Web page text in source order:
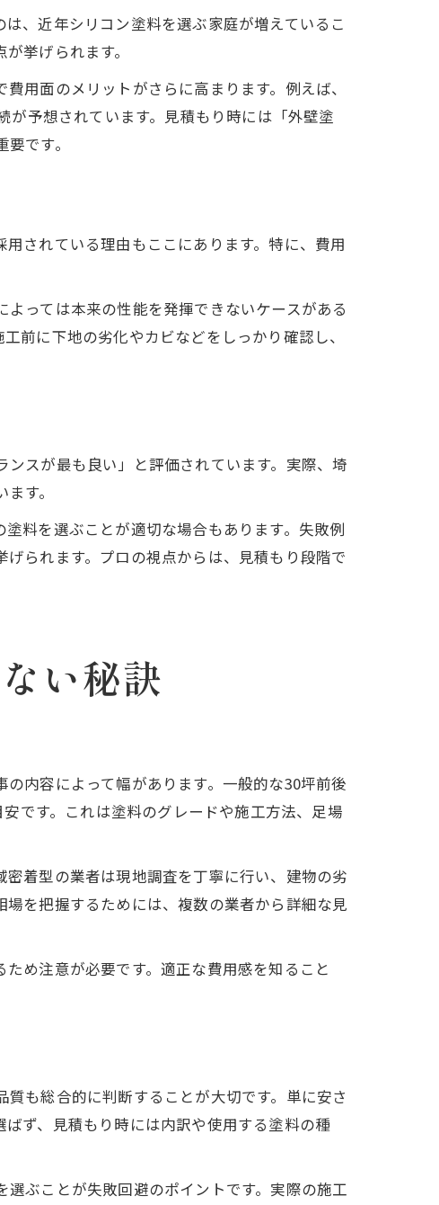
、近年シリコン塗料を選ぶ家庭が増えているこ
挙げられます。
用面のメリットがさらに高まります。例えば、
予想されています。見積もり時には「外壁塗
です。
されている理由もここにあります。特に、費用
っては本来の性能を発揮できないケースがある
前に下地の劣化やカビなどをしっかり確認し、
スが最も良い」と評価されています。実際、埼
す。
料を選ぶことが適切な場合もあります。失敗例
られます。プロの視点からは、見積もり段階で
い秘訣
内容によって幅があります。一般的な30坪前後
です。これは塗料のグレードや施工方法、足場
着型の業者は現地調査を丁寧に行い、建物の劣
を把握するためには、複数の業者から詳細な見
め注意が必要です。適正な費用感を知ること
も総合的に判断することが大切です。単に安さ
ず、見積もり時には内訳や使用する塗料の種
ぶことが失敗回避のポイントです。実際の施工